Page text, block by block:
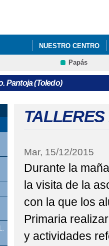
NUESTRO CENTRO
NUESTROS
Papás
Pantoja (Toledo)
aquí
Mar, 15/12/2015
Durante la
la visita de la
con la que los
Primaria
y actividades